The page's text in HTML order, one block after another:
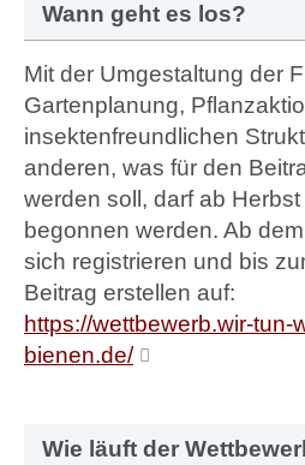
Wann geht es los?
Mit der Umgestaltung der
Gartenplanung,
insektenfreundlichen
anderen, was für den
werden soll, darf ab
begonnen werden. Ab
sich registrieren und bis
Beitrag erstellen auf:
https://wettbewerb.wir-tun-
bienen.de/
Wie läuft der